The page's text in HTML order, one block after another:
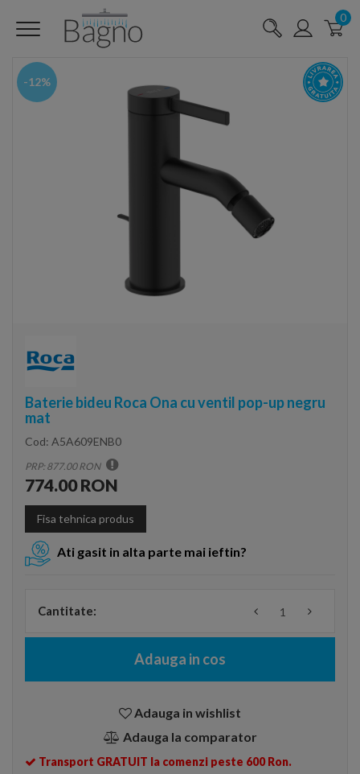
0
-12%
Baterie bideu Roca Ona cu ventil pop-up negru
mat
Cod: A5A609ENB0
PRP: 877.00 RON
774.00 RON
Fisa tehnica produs
Ati gasit in alta parte mai ieftin?
Cantitate:
Adauga in cos
Adauga in wishlist
Adauga la comparator
Transport GRATUIT la comenzi peste 600 Ron.